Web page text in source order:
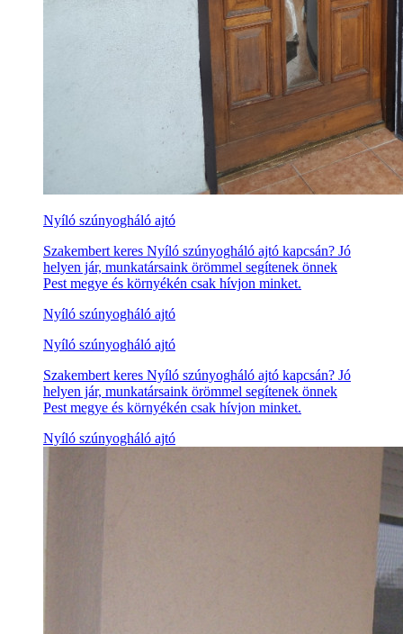
Nyíló szúnyogháló ajtó
Szakembert keres Nyíló szúnyogháló ajtó kapcsán? Jó
helyen jár, munkatársaink örömmel segítenek önnek
Pest megye és környékén csak hívjon minket.
Nyíló szúnyogháló ajtó
Nyíló szúnyogháló ajtó
Szakembert keres Nyíló szúnyogháló ajtó kapcsán? Jó
helyen jár, munkatársaink örömmel segítenek önnek
Pest megye és környékén csak hívjon minket.
Nyíló szúnyogháló ajtó